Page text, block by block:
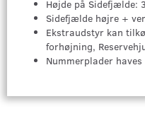
Højde på Sidefjælde:
Sidefjælde højre +
Ekstraudstyr kan
forhøjning,
Nummerplader